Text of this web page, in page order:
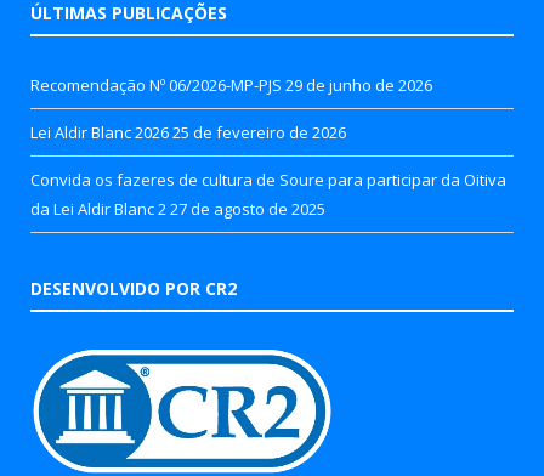
ÚLTIMAS PUBLICAÇÕES
Recomendação Nº 06/2026-MP-PJS 29 de junho de 2026
Lei Aldir Blanc 202625 de fevereiro de 2026
Convida os fazeres de cultura de Soure para participar da Oitiva
da Lei Aldir Blanc 227 de agosto de 2025
DESENVOLVIDO POR CR2